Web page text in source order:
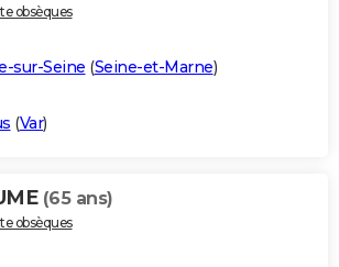
obsèques
sur-Seine (Seine-et-Marne)
(Var)
(65 ans)
obsèques